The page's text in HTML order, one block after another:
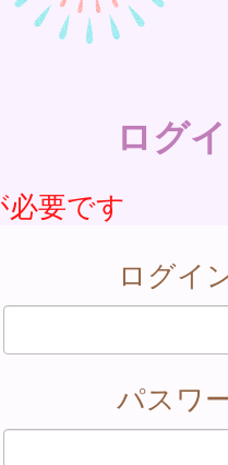
ログ
必要です
ログイ
パスワ